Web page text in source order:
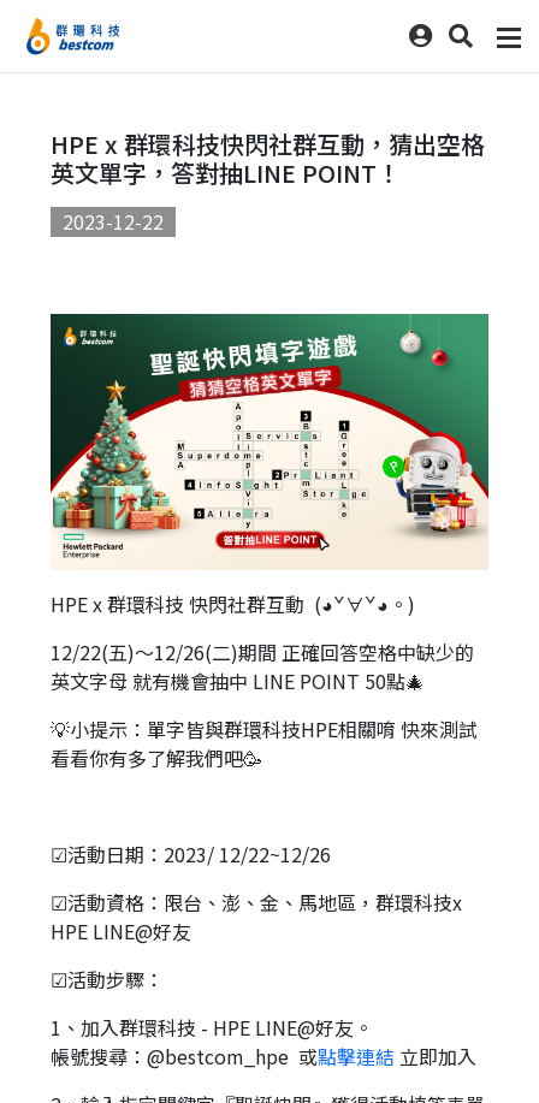
HPE x 群環科技快閃社群互動，猜出空格
英文單字，答對抽LINE POINT！
2023-12-22
HPE x 群環科技 快閃社群互動 (◕ˇ∀ˇ◕。)
12/22(五)～12/26(二)期間 正確回答空格中缺少的
英文字母 就有機會抽中 LINE POINT 50點🎄
💡小提示：單字皆與群環科技HPE相關唷 快來測試
看看你有多了解我們吧🥳
☑活動日期：2023/ 12/22~12/26
☑活動資格：限台、澎、金、馬地區，群環科技x
HPE LINE@好友
☑活動步驟：
1、加入群環科技 - HPE LINE@好友。
帳號搜尋：@bestcom_hpe 或點擊連結 立即加入